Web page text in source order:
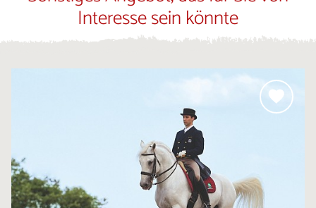
Interesse sein könnte